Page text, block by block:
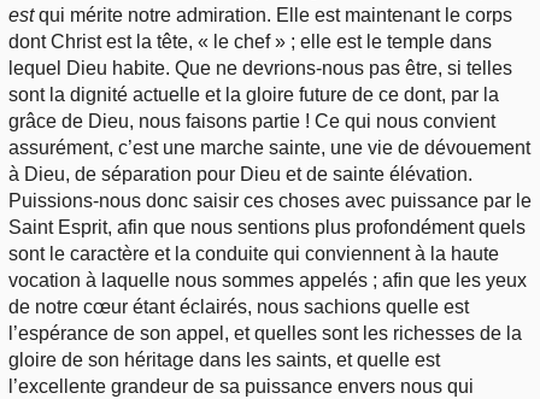
estqui mérite notre admiration. Elle est maintenant le corps
dont Christ est la tête, « le chef » ; elle est le temple dans
lequel Dieu habite. Que ne devrions-nous pas être, si telles
sont la dignité actuelle et la gloire future de ce dont, par la
grâce de Dieu, nous faisons partie ! Ce qui nous convient
assurément, c’est une marche sainte, une vie de dévouement
à Dieu, de séparation pour Dieu et de sainte élévation.
Puissions-nous donc saisir ces choses avec puissance par le
Saint Esprit, afin que nous sentions plus profondément quels
sont le caractère et la conduite qui conviennent à la haute
vocation à laquelle nous sommes appelés ; afin que les yeux
de notre cœur étant éclairés, nous sachions quelle est
l’espérance de son appel, et quelles sont les richesses de la
gloire de son héritage dans les saints, et quelle est
l’excellente grandeur de sa puissance envers nous qui